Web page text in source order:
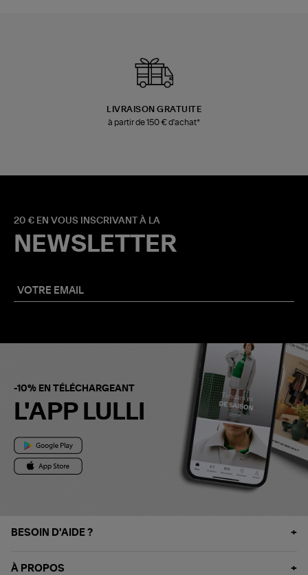
LIVRAISON GRATUITE
à partir de 150 € d'achat*
20 € EN VOUS INSCRIVANT À LA
NEWSLETTER
-10% EN TÉLÉCHARGEANT
L'APP LULLI
BESOIN D'AIDE ?
À PROPOS